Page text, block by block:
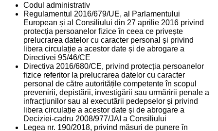
Codul administrativ
Regulamentul 2016/679/UE, al Parlamentului
European și al Consiliului din 27 aprilie 2016 privind
protecția persoanelor fizice în ceea ce privește
prelucrarea datelor cu caracter personal și privind
libera circulație a acestor date și de abrogare a
Directivei 95/46/CE
Directiva 2016/680/CE, privind protecția persoanelor
fizice referitor la prelucrarea datelor cu caracter
personal de către autoritățile competente în scopul
prevenirii, depistării, investigării sau urmăririi penale a
infracțiunilor sau al executării pedepselor și privind
libera circulație a acestor date și de abrogare a
Deciziei-cadru 2008/977/JAI a Consiliului
Legea nr. 190/2018, privind măsuri de punere în